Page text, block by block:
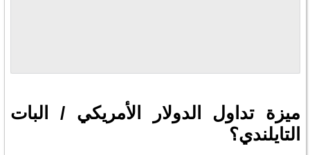
ميزة تداول الدولار الأمريكي / البات
التايلندي؟